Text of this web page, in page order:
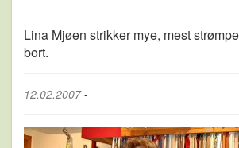
Lina Mjøen strikker mye, mest
bort.
12.02.2007-